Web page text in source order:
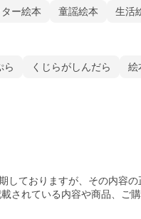
ー絵本 童謡絵本 生活
ら くじらがしんだら 絵
しておりますが、その内容
されている内容や商品、ご購